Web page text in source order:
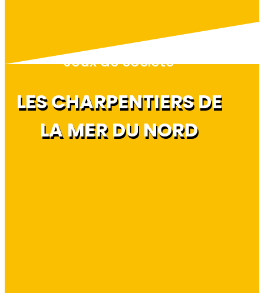
Jeux de société
LES CHARPENTIERS DE
LA MER DU NORD